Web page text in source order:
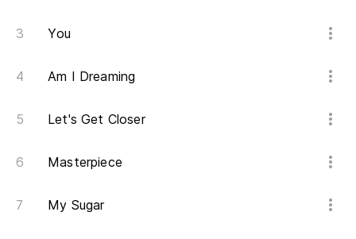
You
Am I Dreaming
Let's Get Closer
Masterpiece
My Sugar